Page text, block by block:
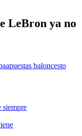
LeBron ya no
apuestas baloncesto
siempre